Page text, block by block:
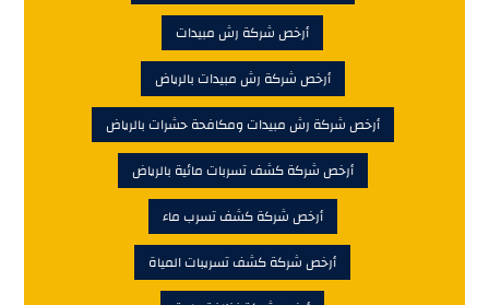
أرخص شركة رش مبيدات
أرخص شركة رش مبيدات بالرياض
أرخص شركة رش مبيدات ومكافحة حشرات بالرياض
أرخص شركة كشف تسربات مائية بالرياض
أرخص شركة كشف تسرب ماء
أرخص شركة كشف تسريبات المياة